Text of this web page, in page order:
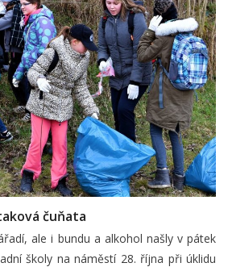
čuňata
ale i bundu a alkohol našly v pátek
školy na náměstí 28. října při úklidu